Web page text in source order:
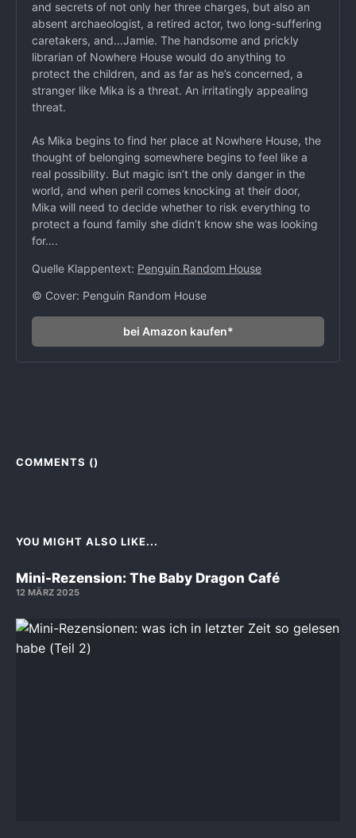
and secrets of not only her three charges, but also an
absent archaeologist, a retired actor, two long-suffering
caretakers, and…Jamie. The handsome and prickly
librarian of Nowhere House would do anything to
protect the children, and as far as he’s concerned, a
stranger like Mika is a threat. An irritatingly appealing
threat.
As Mika begins to find her place at Nowhere House, the
thought of belonging somewhere begins to feel like a
real possibility. But magic isn’t the only danger in the
world, and when peril comes knocking at their door,
Mika will need to decide whether to risk everything to
protect a found family she didn’t know she was looking
for….
Quelle Klappentext: Penguin Random House
© Cover: Penguin Random House
bei Amazon kaufen*
COMMENTS ()
YOU MIGHT ALSO LIKE...
Mini-Rezension: The Baby Dragon Café
12 MÄRZ 2025